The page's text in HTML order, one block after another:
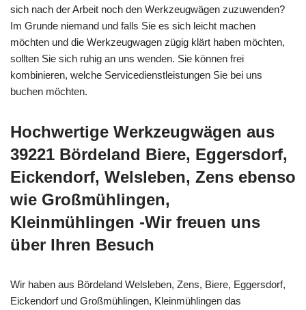
sich nach der Arbeit noch den Werkzeugwägen zuzuwenden?
Im Grunde niemand und falls Sie es sich leicht machen
möchten und die Werkzeugwagen zügig klärt haben möchten,
sollten Sie sich ruhig an uns wenden. Sie können frei
kombinieren, welche Servicedienstleistungen Sie bei uns
buchen möchten.
Hochwertige Werkzeugwägen aus
39221 Bördeland Biere, Eggersdorf,
Eickendorf, Welsleben, Zens ebenso
wie Großmühlingen,
Kleinmühlingen -Wir freuen uns
über Ihren Besuch
Wir haben aus Bördeland Welsleben, Zens, Biere, Eggersdorf,
Eickendorf und Großmühlingen, Kleinmühlingen das